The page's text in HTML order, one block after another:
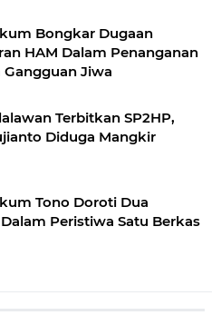
Bongkar Dugaan
HAM Dalam Penanganan
Gangguan Jiwa
Terbitkan SP2HP,
Diduga Mangkir
Tono Doroti Dua
Peristiwa Satu Berkas